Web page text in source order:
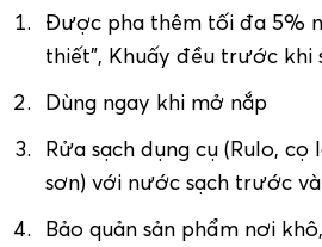
Được pha thêm tối đa 5%
thiết”, Khuấy đều trước khi
Dùng ngay khi mở nắp
Rửa sạch dụng cụ (Rulo, cọ
sơn) với nước sạch trước và
Bảo quản sản phẩm nơi